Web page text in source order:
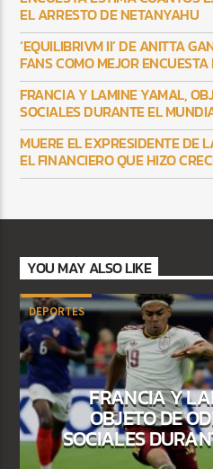
EL ARRESTO DE NETANYAHU
‘EQUILIBRIVM II’ DE ANITTA
FANS COMO MEJOR
FRANCIA Y LAMINE YAMAL,
SOCIALES DURANTE EL
MUERE EL EXPRESIDENTE DE
EL FINANCIERO QUE HIZO
YOU MAY ALSO LIKE
DEPORTES
FRANCIA Y
OBJETO DE
SOCIALES